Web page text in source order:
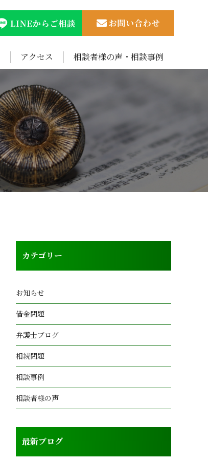
アクセス 相談者様の声・相談事例
カテゴリー
お知らせ
借金問題
弁護士ブログ
相続問題
相談事例
相談者様の声
最新ブログ